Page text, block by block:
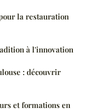
la restauration
à l'innovation
: découvrir
et formations en